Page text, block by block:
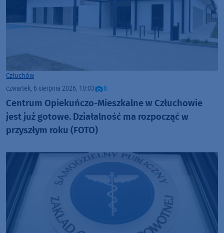
Człuchów
czwartek, 6 sierpnia 2026, 10:03 8
Centrum Opiekuńczo-Mieszkalne w Człuchowie
jest już gotowe. Działalność ma rozpocząć w
przyszłym roku (FOTO)